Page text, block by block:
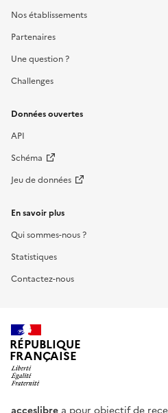
Nos établissements
Partenaires
Une question ?
Challenges
Données ouvertes
API
Schéma
Jeu de données
En savoir plus
Qui sommes-nous ?
Statistiques
Contactez-nous
RÉPUBLIQUE
FRANÇAISE